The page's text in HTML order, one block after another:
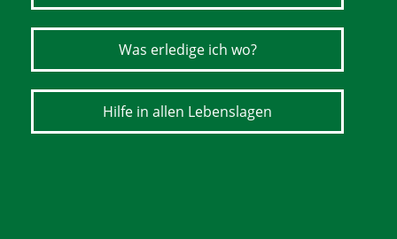
Was erledige ich wo?
Hilfe in allen Lebenslagen